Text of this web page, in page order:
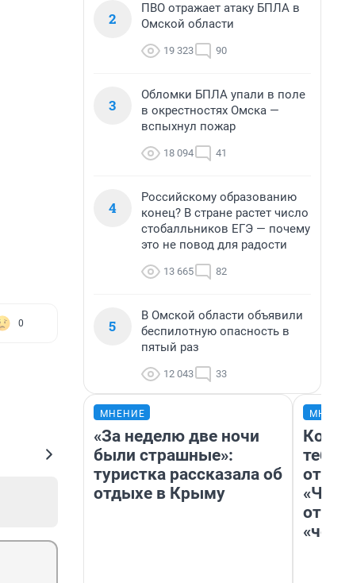
0
2
ПВО отражает атаку БПЛА в
Омской области
19 323 90
3
Обломки БПЛА упали в поле
в окрестностях Омска —
вспыхнул пожар
18 094 41
4
Российскому образованию
конец? В стране растет число
стобалльников ЕГЭ — почему
это не повод для радости
13 665 82
5
В Омской области объявили
беспилотную опасность в
пятый раз
12 043 33
МНЕНИЕ
«За неделю две ночи
были страшные»:
туристка рассказала об
отдыхе в Крыму
тебя